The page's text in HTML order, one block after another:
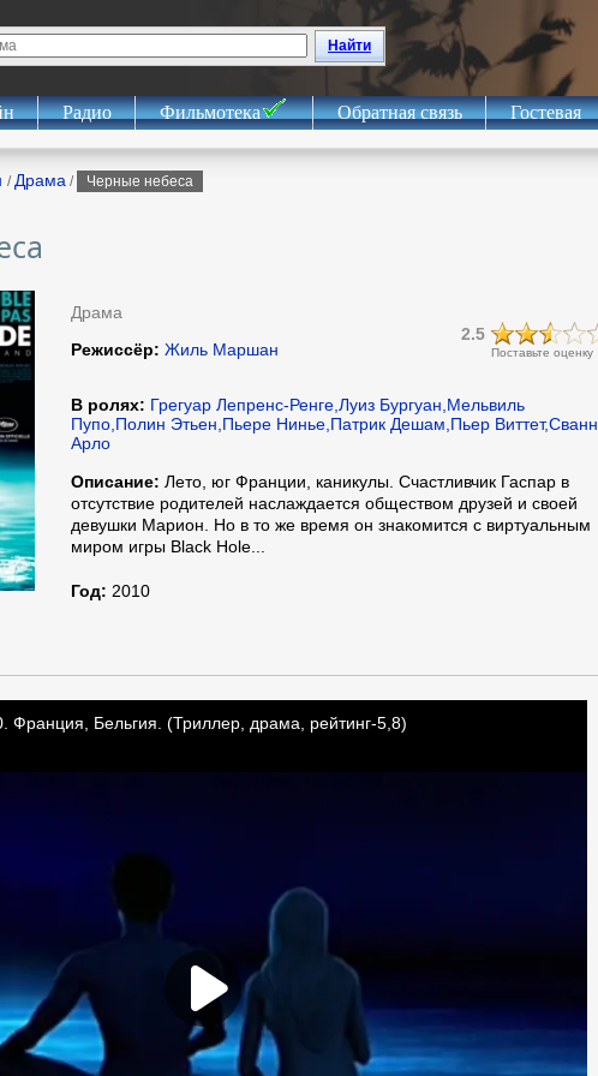
Найти
Радио Фильмотека Обратная связь Гостевая
/ Драма / Черные небеса
Драма
Поставьте оценку
2.5
Режиссёр: Жиль Маршан
В ролях: Грегуар Лепренс-Ренге,Луиз Бургуан,Мельвиль
Пупо,Полин Этьен,Пьере Нинье,Патрик Дешам,Пьер Виттет,Сванн
Арло
Описание: Лето, юг Франции, каникулы. Счастливчик Гаспар в
отсутствие родителей наслаждается обществом друзей и своей
девушки Марион. Но в то же время он знакомится с виртуальным
миром игры Black Hole...
Год: 2010